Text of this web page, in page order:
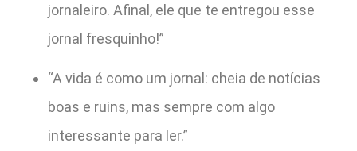
jornaleiro. Afinal, ele que te entregou esse
jornal fresquinho!”
“A vida é como um jornal: cheia de notícias
boas e ruins, mas sempre com algo
interessante para ler.”